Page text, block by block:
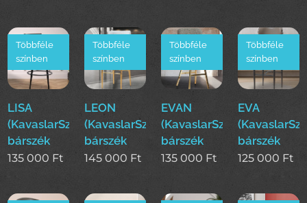
LISA
(KavaslarSzékek)
bárszék
Többféle
színben
135 000 Ft
LEON
(KavaslarSzékek)
bárszék
Többféle
színben
145 000 Ft
EVAN
(KavaslarSzékek)
bárszék
Többféle
színben
135 000 Ft
EVA
bárszék
Többféle
színben
125 000 Ft